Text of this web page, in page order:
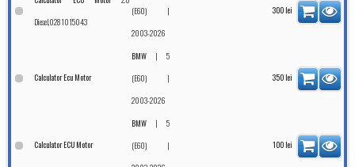
Diesel,0281015043
(E60) |
2003-2026
300 lei
Calculator Ecu Motor
BMW |5
(E60) |
2003-2026
350 lei
Calculator ECU Motor
BMW |5
(E60) |
100 lei